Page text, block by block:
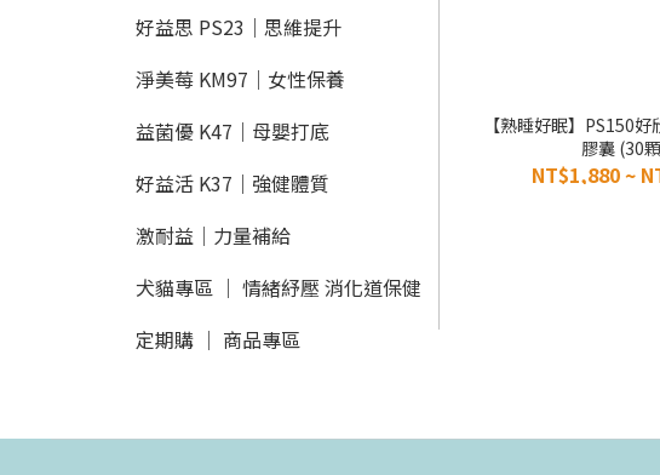
好益思 PS23｜思維提升
淨美莓 KM97｜女性保養
益菌優 K47｜母嬰打底
好益活 K37｜強健體質
激耐益│力量補給
犬貓專區 ｜ 情緒紓壓 消化道保健
定期購 │ 商品專區
【熟睡好眠】PS150
膠囊 (30
NT$1,880 ~